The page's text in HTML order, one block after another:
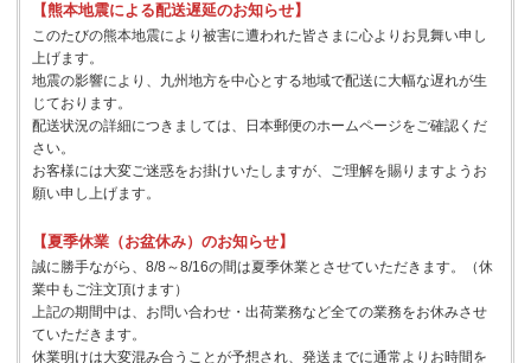
【熊本地震による配送遅延のお知らせ】
このたびの熊本地震により被害に遭われた皆さまに心よりお見舞い申し
上げます。
地震の影響により、九州地方を中心とする地域で配送に大幅な遅れが生
じております。
配送状況の詳細につきましては、日本郵便のホームページをご確認くだ
さい。
お客様には大変ご迷惑をお掛けいたしますが、ご理解を賜りますようお
願い申し上げます。
【夏季休業（お盆休み）のお知らせ】
誠に勝手ながら、8/8～8/16の間は夏季休業とさせていただきます。（休
業中もご注文頂けます）
上記の期間中は、お問い合わせ・出荷業務など全ての業務をお休みさせ
ていただきます。
休業明けは大変混み合うことが予想され、発送までに通常よりお時間を